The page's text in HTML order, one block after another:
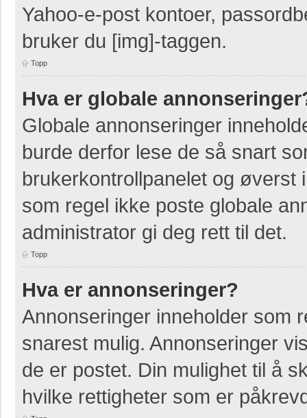
Yahoo-e-post kontoer,
bruker du [img]-taggen.
Topp
Hva er globale
Globale annonseringer
burde derfor lese de så snart
brukerkontrollpanelet og øverst
som regel ikke poste globale
administrator gi deg rett til det.
Topp
Hva er annonseringer?
Annonseringer inneholder som
snarest mulig. Annonseringer
de er postet. Din mulighet til å
hvilke rettigheter som er